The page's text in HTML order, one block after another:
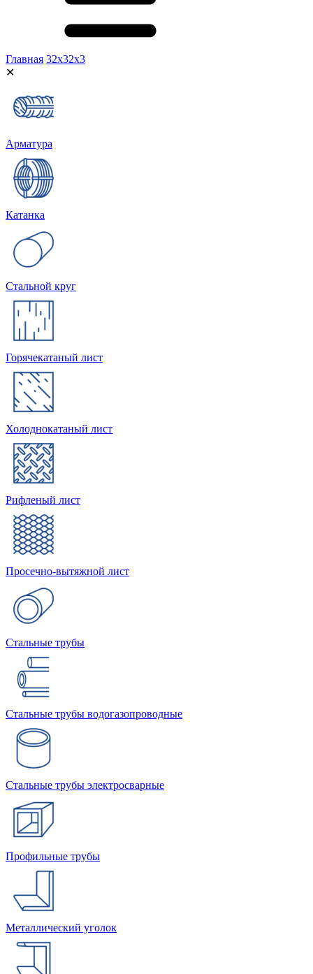
Главная 32х32х3
✕
Арматура
Катанка
Стальной круг
Горячекатаный лист
Холоднокатаный лист
Рифленый лист
Просечно-вытяжной лист
Стальные трубы
Стальные трубы водогазопроводные
Стальные трубы электросварные
Профильные трубы
Металлический уголок